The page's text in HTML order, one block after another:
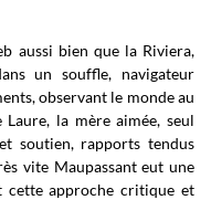
aussi bien que la Riviera,
un souffle, navigateur
observant le monde au
la mère aimée, seul
soutien, rapports tendus
vite Maupassant eut une
cette approche critique et